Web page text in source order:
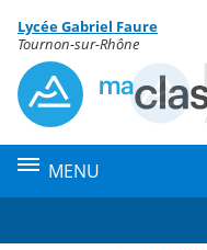
Menu de la rubrique
Contenu
Lycée Gabriel Faure
Tournon-sur-Rhône
MENU